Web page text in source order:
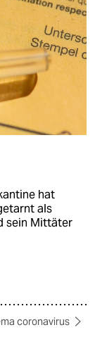
hat
als
sein Mittäter
coronavirus